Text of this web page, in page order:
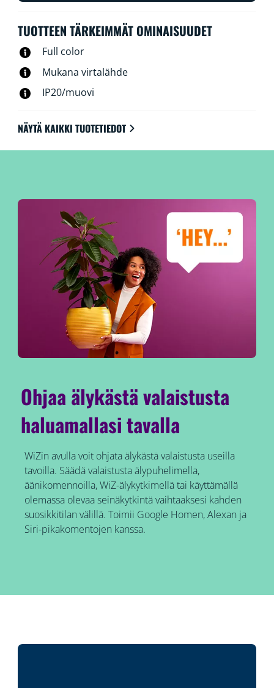
esiasetettuja valaistusasetuksia Wi-Fi-kokoonpanoissa.
TUOTTEEN TÄRKEIMMÄT OMINAISUUDET
Full color
Mukana virtalähde
IP20/muovi
NÄYTÄ KAIKKI TUOTETIEDOT
Ohjaa älykästä valaistusta
haluamallasi tavalla
WiZin avulla voit ohjata älykästä valaistusta useilla
tavoilla. Säädä valaistusta älypuhelimella,
äänikomennoilla, WiZ-älykytkimellä tai käyttämällä
olemassa olevaa seinäkytkintä vaihtaaksesi kahden
suosikkitilan välillä. Toimii Google Homen, Alexan ja
Siri-pikakomentojen kanssa.